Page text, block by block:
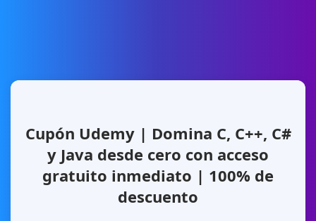
Cupón Udemy | Domina C, C++, C#
y Java desde cero con acceso
gratuito inmediato | 100% de
descuento